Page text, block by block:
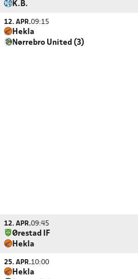
K.B.
12. APR.09:15
Hekla
Nørrebro United (3)
12. APR.09:45
Ørestad IF
Hekla
25. APR.10:00
Hekla